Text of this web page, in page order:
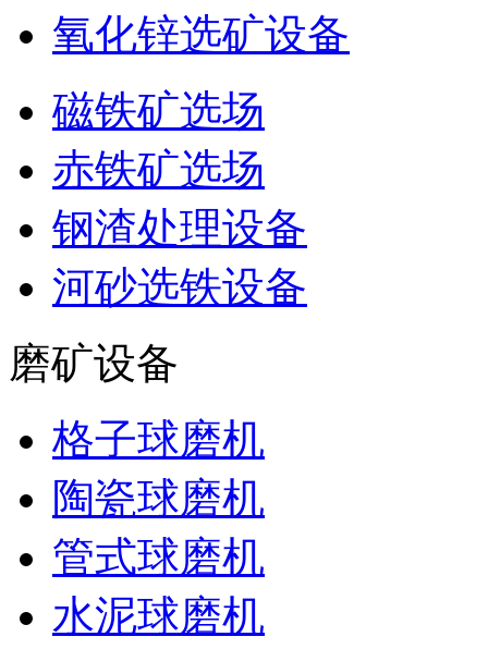
氧化锌选矿设备
磁铁矿选场
赤铁矿选场
钢渣处理设备
河砂选铁设备
磨矿设备
格子球磨机
陶瓷球磨机
管式球磨机
水泥球磨机